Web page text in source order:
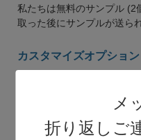
メ
折り返しご
私たちは無料のサンプル (2
取った後にサンプルが送ら
カスタマイズオプション
製品: 専門的な審査後,カス
梱包: 要求に応じてカスタ